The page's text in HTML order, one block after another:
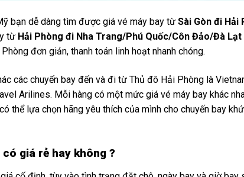
bạn dễ dàng tìm được giá vé máy bay từ Sài Gòn đi Hải
từ Hải Phòng đi Nha Trang/Phú Quốc/Côn Đảo/Đà Lạt
đơn giản, thanh toán linh hoạt nhanh chóng.
các chuyến bay đến và đi từ Thủ đô Hải Phòng là
Arilines. Mỗi hàng có một mức giá vé máy bay khác
thể lựa chọn hãng yêu thích của mình cho chuyến bay
có giá rẻ hay không ?